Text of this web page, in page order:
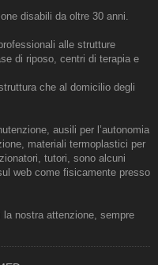
disabili da oltre 30 anni.
alle strutture
di riposo, centri di terapia e
che al domicilio degli
ausili per l’autonomia
materiali termoplastici per
tutori, sono alcuni
web come fisicamente presso
nostra attenzione, sempre